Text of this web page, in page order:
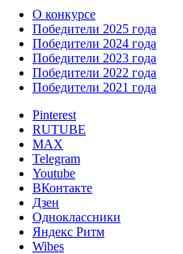
О конкурсе
Победители 2025 года
Победители 2024 года
Победители 2023 года
Победители 2022 года
Победители 2021 года
Pinterest
RUTUBE
MAX
Telegram
Youtube
ВКонтакте
Дзен
Одноклассники
Яндекс Ритм
Wibes